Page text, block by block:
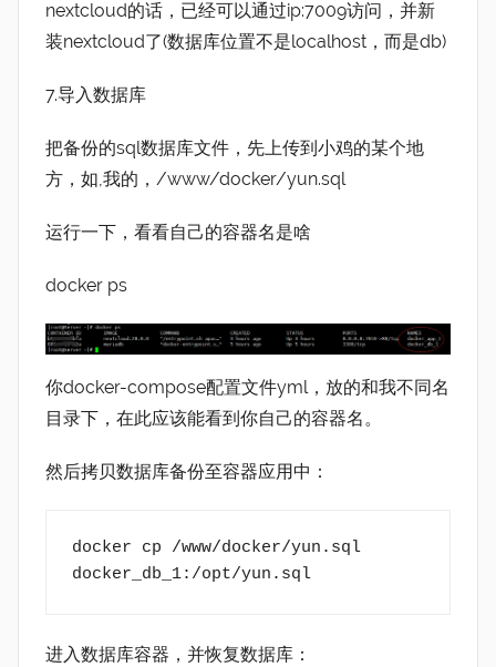
nextcloud的话，已经可以通过ip:7009访问，并新
装nextcloud了(数据库位置不是localhost，而是db)
7.导入数据库
把备份的sql数据库文件，先上传到小鸡的某个地
方，如,我的，/www/docker/yun.sql
运行一下，看看自己的容器名是啥
docker ps
你docker-compose配置文件yml，放的和我不同名
目录下，在此应该能看到你自己的容器名。
然后拷贝数据库备份至容器应用中：
docker cp /www/docker/yun.sql
docker_db_1:/opt/yun.sql
进入数据库容器，并恢复数据库：